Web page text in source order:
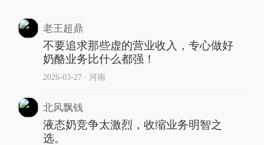
老王超鼎
不要追求那些虚的营业收入，专心做好
奶酪业务比什么都强！
2026-03-27∙ 河南
北风飘钱
液态奶竞争太激烈，收缩业务明智之
选。